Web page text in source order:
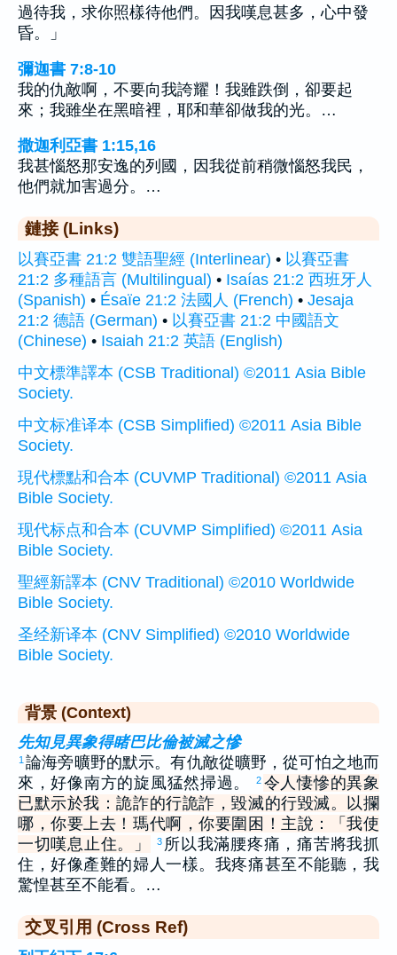
過待我，求你照樣待他們。因我嘆息甚多，心中發
昏。」
彌迦書 7:8-10
我的仇敵啊，不要向我誇耀！我雖跌倒，卻要起
來；我雖坐在黑暗裡，耶和華卻做我的光。…
撒迦利亞書 1:15,16
我甚惱怒那安逸的列國，因我從前稍微惱怒我民，
他們就加害過分。…
鏈接 (Links)
以賽亞書 21:2 雙語聖經 (Interlinear) • 以賽亞書
21:2 多種語言 (Multilingual) • Isaías 21:2 西班牙人
(Spanish) • Ésaïe 21:2 法國人 (French) • Jesaja
21:2 德語 (German) • 以賽亞書 21:2 中國語文
(Chinese) • Isaiah 21:2 英語 (English)
中文標準譯本 (CSB Traditional) ©2011 Asia Bible
Society.
中文标准译本 (CSB Simplified) ©2011 Asia Bible
Society.
現代標點和合本 (CUVMP Traditional) ©2011 Asia
Bible Society.
现代标点和合本 (CUVMP Simplified) ©2011 Asia
Bible Society.
聖經新譯本 (CNV Traditional) ©2010 Worldwide
Bible Society.
圣经新译本 (CNV Simplified) ©2010 Worldwide
Bible Society.
背景 (Context)
先知見異象得睹巴比倫被滅之慘
1 論海旁曠野的默示。有仇敵從曠野，從可怕之地而
來，好像南方的旋風猛然掃過。
2 令人悽慘的異象
已默示於我：詭詐的行詭詐，毀滅的行毀滅。以攔
哪，你要上去！瑪代啊，你要圍困！主說：「我使
一切嘆息止住。」
3 所以我滿腰疼痛，痛苦將我抓
住，好像產難的婦人一樣。我疼痛甚至不能聽，我
驚惶甚至不能看。…
交叉引用 (Cross Ref)